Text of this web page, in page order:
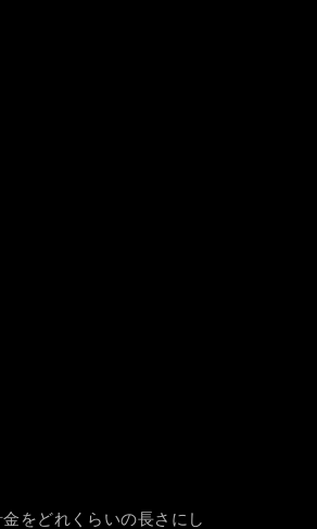
をどれくらいの長さにし